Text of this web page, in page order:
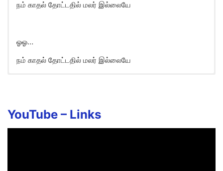
நம் காதல் தோட்டதில் மலர் இல்லையே
ஓஓ…
நம் காதல் தோட்டதில் மலர் இல்லையே
Ninaivirukka Azhage Naam
Paranthirunthom Paranthirunthom
YouTube – Links